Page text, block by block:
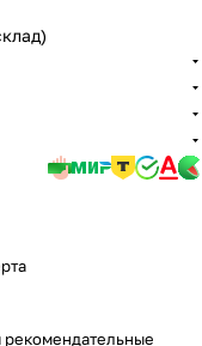
рекомендательные